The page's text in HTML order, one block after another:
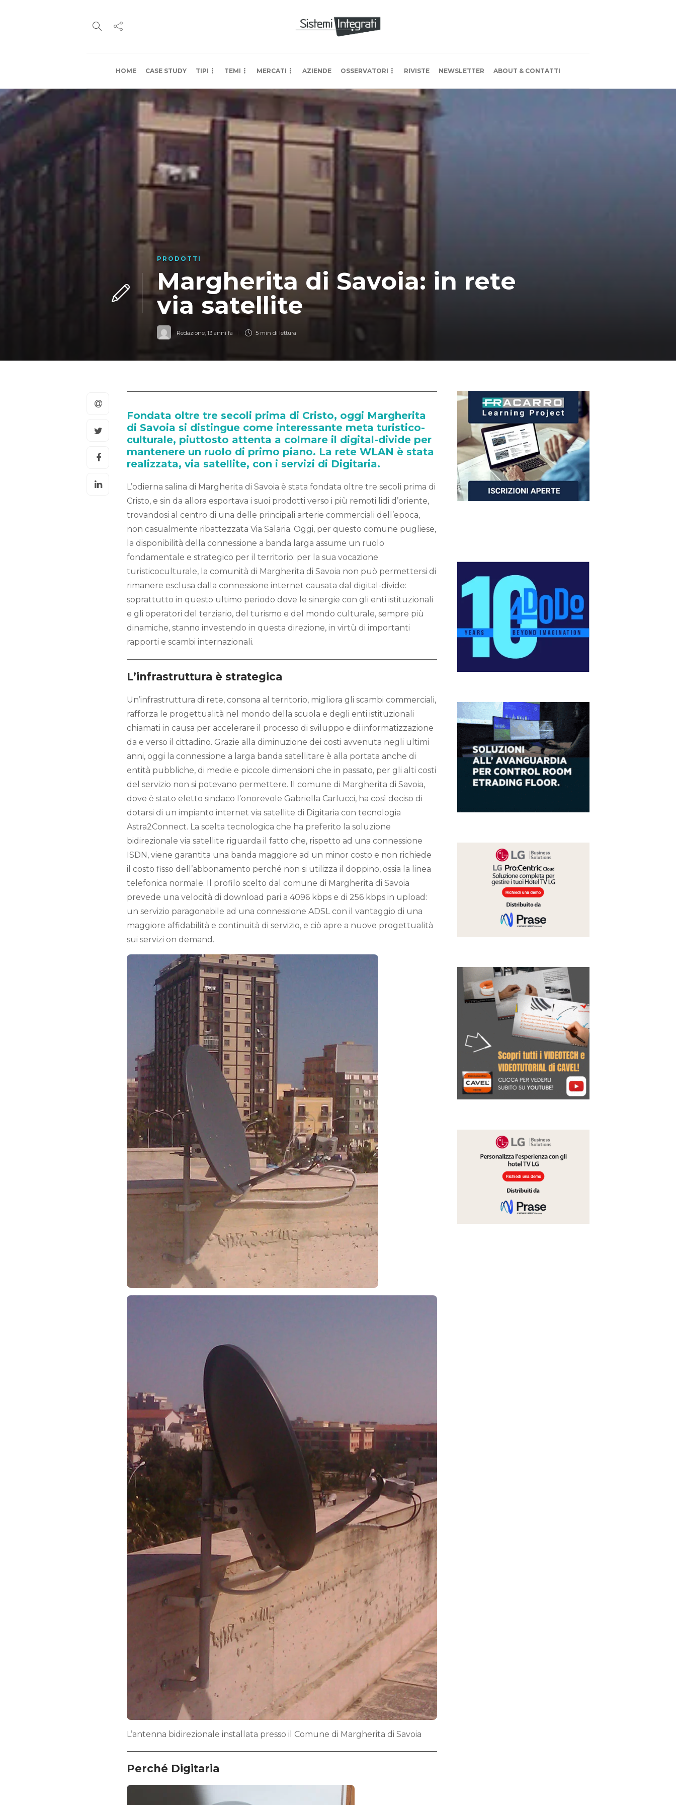
HOME CASE STUDY TIPI TEMI MERCATI AZIENDE OSSERVATORI RIVISTE NEWSLETTER ABOUT & CONTATTI
PRODOTTI
Margherita di Savoia: in rete
via satellite
Redazione, 13 anni fa 5 min di lettura
Fondata oltre tre secoli prima di Cristo, oggi Margherita
di Savoia si distingue come interessante meta turistico-
culturale, piuttosto attenta a colmare il digital-divide per
mantenere un ruolo di primo piano. La rete WLAN è stata
realizzata, via satellite, con i servizi di Digitaria.
L’odierna salina di Margherita di Savoia è stata fondata oltre tre secoli prima di
Cristo, e sin da allora esportava i suoi prodotti verso i più remoti lidi d’oriente,
trovandosi al centro di una delle principali arterie commerciali dell’epoca,
non casualmente ribattezzata Via Salaria. Oggi, per questo comune pugliese,
la disponibilità della connessione a banda larga assume un ruolo
fondamentale e strategico per il territorio: per la sua vocazione
turisticoculturale, la comunità di Margherita di Savoia non può permettersi di
rimanere esclusa dalla connessione internet causata dal digital-divide:
soprattutto in questo ultimo periodo dove le sinergie con gli enti istituzionali
e gli operatori del terziario, del turismo e del mondo culturale, sempre più
dinamiche, stanno investendo in questa direzione, in virtù di importanti
rapporti e scambi internazionali.
L’infrastruttura è strategica
Un’infrastruttura di rete, consona al territorio, migliora gli scambi commerciali,
rafforza le progettualità nel mondo della scuola e degli enti istituzionali
chiamati in causa per accelerare il processo di sviluppo e di informatizzazione
da e verso il cittadino. Grazie alla diminuzione dei costi avvenuta negli ultimi
anni, oggi la connessione a larga banda satellitare è alla portata anche di
entità pubbliche, di medie e piccole dimensioni che in passato, per gli alti costi
del servizio non si potevano permettere. Il comune di Margherita di Savoia,
dove è stato eletto sindaco l’onorevole Gabriella Carlucci, ha così deciso di
dotarsi di un impianto internet via satellite di Digitaria con tecnologia
Astra2Connect. La scelta tecnologica che ha preferito la soluzione
bidirezionale via satellite riguarda il fatto che, rispetto ad una connessione
ISDN, viene garantita una banda maggiore ad un minor costo e non richiede
il costo fisso dell’abbonamento perché non si utilizza il doppino, ossia la linea
telefonica normale. Il profilo scelto dal comune di Margherita di Savoia
prevede una velocità di download pari a 4096 kbps e di 256 kbps in upload:
un servizio paragonabile ad una connessione ADSL con il vantaggio di una
maggiore affidabilità e continuità di servizio, e ciò apre a nuove progettualità
sui servizi on demand.
L’antenna bidirezionale installata presso il Comune di Margherita di Savoia
Perché Digitaria